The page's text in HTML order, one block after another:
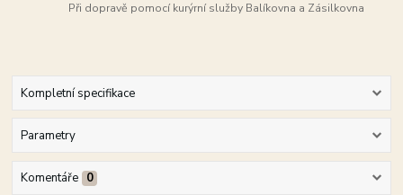
Při dopravě pomocí kurýrní služby Balíkovna a Zásilkovna
Kompletní specifikace
Parametry
Komentáře 0